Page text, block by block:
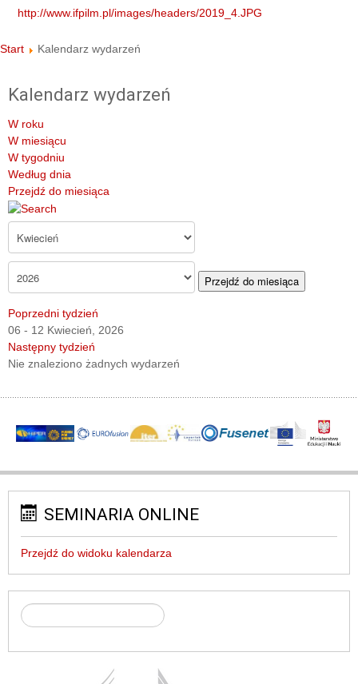
http://www.ifpilm.pl/images/headers/2019_4.JPG
Start Kalendarz wydarzeń
Kalendarz wydarzeń
W roku
W miesiącu
W tygodniu
Według dnia
Przejdź do miesiąca
Przejdź do miesiąca
Poprzedni tydzień
06 - 12 Kwiecień, 2026
Następny tydzień
Nie znaleziono żadnych wydarzeń
SEMINARIA ONLINE
Przejdź do widoku kalendarza